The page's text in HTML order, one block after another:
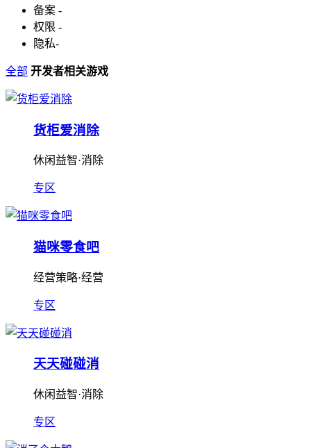
备案 -
权限 -
隐私-
全部 开发者相关游戏
货柜爱消除
休闲益智·消除
专区
猫咪零食吧
经营策略·经营
专区
天天碰碰消
休闲益智·消除
专区